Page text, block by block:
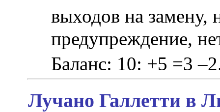
выходов на замену,
предупреждение,
Баланс: 10: +5 =3
Лучано Галлетти в